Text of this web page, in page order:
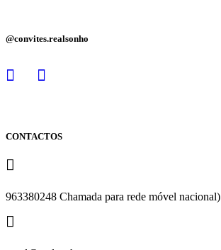
@convites.realsonho
CONTACTOS
963380248 Chamada para rede móvel nacional)